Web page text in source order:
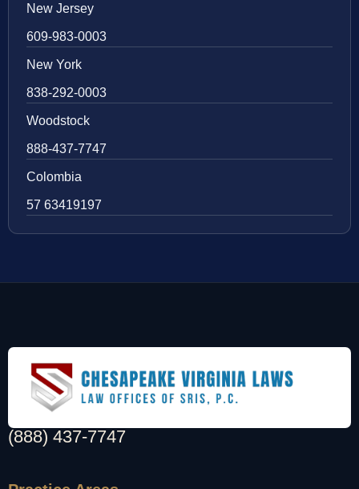
New Jersey
609-983-0003
New York
838-292-0003
Woodstock
888-437-7747
Colombia
57 63419197
(888) 437-7747